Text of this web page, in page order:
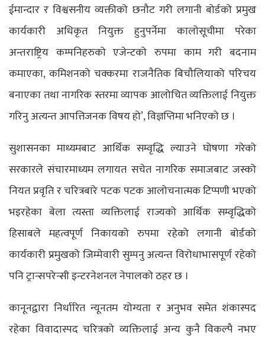
ईमान्दार र विश्वसनीय व्यक्तीको छनौट गरी लगानी बोर्डको प्रमुख
कार्यकारी अधिकृत नियुक्त हुनुपर्नेमा कालोसूचीमा परेका
अन्तराष्ट्रिय कम्पनिहरुको एजेन्टको रुपमा काम गरी बदनाम
कमाएका, कमिशनको चक्करमा राजनैतिक बिचौलियाको परिचय
बनाएका तथा नागरिक स्तरमा व्यापक आलोचित व्यक्तिलाई नियुक्त
गरिनु अत्यन्त आपत्तिजनक विषय हो’, विज्ञप्तिमा भनिएको छ ।
सुशासनका माध्यमबाट आर्थिक सम्वृद्धि ल्याउने घोषणा गरेको
सरकारले संचारमाध्यम लगायत सचेत नागरिक समाजबाट जस्को
नियत प्रवृति र चरित्रबारे पटक पटक आलोचनात्मक टिप्पणी भएको
भइरहेका बेला त्यस्ता व्यक्तिलाई राज्यको आर्थिक सम्वृद्धिको
हिसाबले महत्वपूर्ण निकायको रुपमा रहेको लगानी बोर्डको
कार्यकारी प्रमुखको जिम्मेवारी सुम्पनु अत्यन्त विरोधाभासपूर्ण रहेको
पनि ट्रान्सपरेन्सी इन्टरनेशनल नेपालको ठहर छ ।
कानूनद्वारा निर्धारित न्यूनतम योग्यता र अनुभव समेत शंकास्पद
रहेका विवादास्पद चरित्रको व्यक्तिलाई अन्य कुनै विकल्पै नभए